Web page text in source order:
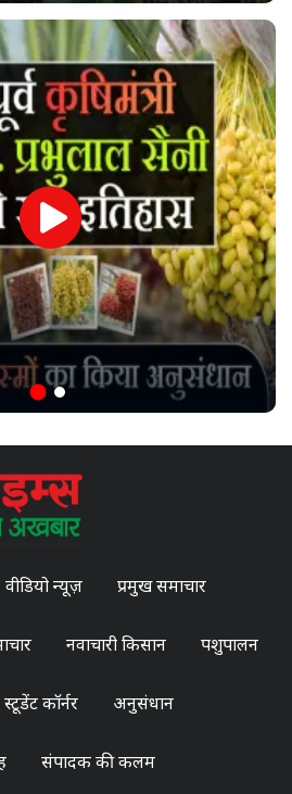
वीडियो न्यूज़ प्रमुख समाचार
नवाचारी किसान पशुपालन
स्टूडेंट कॉर्नर अनुसंधान
संपादक की कलम